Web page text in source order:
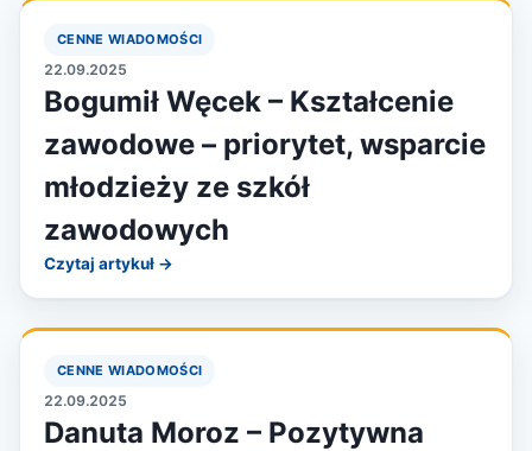
CENNE WIADOMOŚCI
22.09.2025
Bogumił Węcek – Kształcenie
zawodowe – priorytet, wsparcie
młodzieży ze szkół
zawodowych
Czytaj artykuł →
CENNE WIADOMOŚCI
22.09.2025
Danuta Moroz – Pozytywna